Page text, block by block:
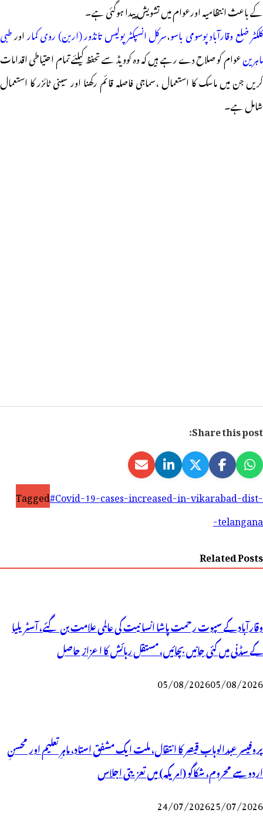
کے باعث انتظامیہ اورعوام میں تشویش پیدا ہوگئی ہے۔
کلکٹر ضلع وقارآباد پوسومی باسو،سرکل انسپکٹر پولیس تانڈور (اربن) روی کماراورطبی
ماہرینعوام کو صلاح دے رہے ہیں کہ وہ کوویڈ سے تحفظ کیلئے تمام احتیاطی اقدامات
کریں جن میں ماسک کا استعمال ،سماجی فاصلہ قائم رکھنا اور سینی ٹائزر کا استعمال
شامل ہے۔
Share this post:
Tagged#Covid-19-cases-increased-in-vikarabad-dist-
telangana-
Related Posts
وقارآباد کے سپوت رحمت پاشا انسانیت کی عالمی علامت بن گئے، آسٹریلیا
کے سڈنی میں کئی جانیں بچائیں، مستقل رہائش کا اعزاز حاصل
05/08/202605/08/2026
پروفیسر عبدالوہاب قیصر کا انتقال، ملت ایک مشفق استاد، ماہرِتعلیم اور محسنِ
اردو سے محروم، شکاگو (امریکہ) میں تعزیتی اجلاس
24/07/202625/07/2026